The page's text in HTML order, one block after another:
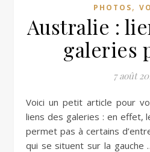
PHOTOS,
Australie :
galeries
7 août
Voici un petit article pour vous qui regroupent les
liens des galeries : en effet,
permet pas à certains
qui se situent sur la gauche